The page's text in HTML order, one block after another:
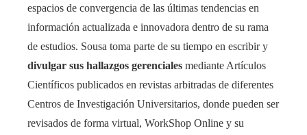
espacios de convergencia de las últimas tendencias en
información actualizada e innovadora dentro de su rama
de estudios. Sousa toma parte de su tiempo en escribir y
divulgar sus hallazgos gerenciales mediante Artículos
Científicos publicados en revistas arbitradas de diferentes
Centros de Investigación Universitarios, donde pueden ser
revisados de forma virtual, WorkShop Online y su